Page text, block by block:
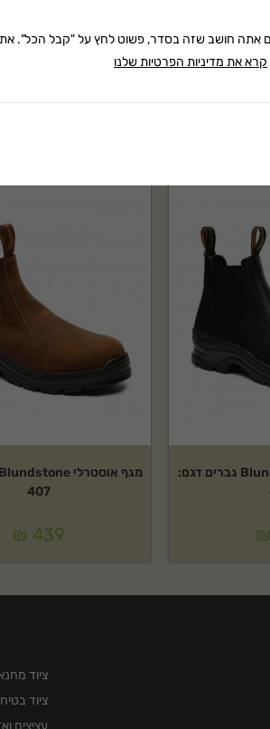
מגף אוסטרלי Blundstone גברים דגם:
₪
407
₪ 439
ציוד
ציוד
עציצים
אתה חושב שזה בסדר, פשוט לחץ על "קבל הכל". אתה
קרא את מדיניות הפרטיות שלנו